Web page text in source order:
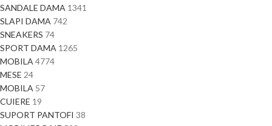
SANDALE DAMA 1341
SLAPI DAMA 742
SNEAKERS 74
SPORT DAMA 1265
MOBILA 4774
MESE 24
MOBILA 57
CUIERE 19
SUPORT PANTOFI 38